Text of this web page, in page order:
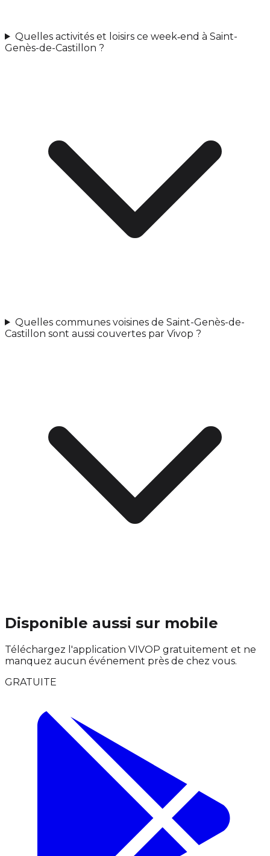
Quelles activités et loisirs ce week‑end à Saint-
Genès-de-Castillon ?
Quelles communes voisines de Saint-Genès-de-
Castillon sont aussi couvertes par Vivop ?
Disponible aussi sur mobile
Téléchargez l'application VIVOP gratuitement et ne
manquez aucun événement près de chez vous.
GRATUITE